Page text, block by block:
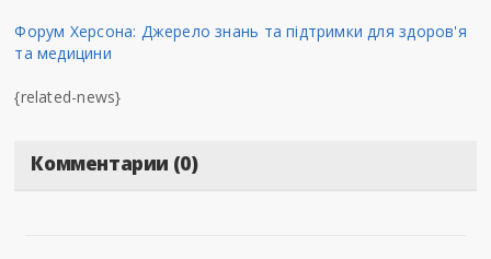
Форум Херсона: Джерело знань та підтримки для здоров'я
та медицини
{related-news}
Комментарии (0)